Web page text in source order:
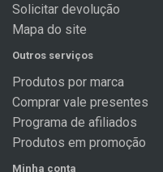
Solicitar devolução
Mapa do site
Outros serviços
Produtos por marca
Comprar vale presentes
Programa de afiliados
Produtos em promoção
Minha conta